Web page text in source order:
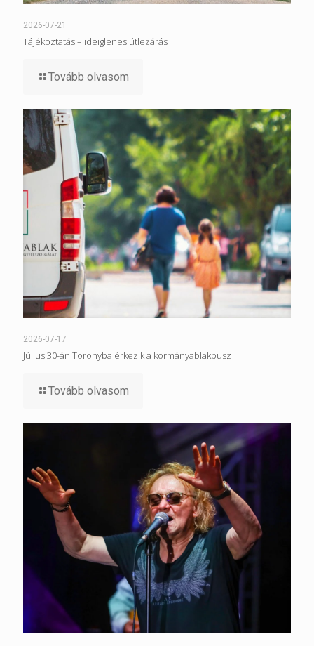
2026-07-21
Tájékoztatás – ideiglenes útlezárás
Tovább olvasom
2026-07-17
Július 30-án Toronyba érkezik a kormányablakbusz
Tovább olvasom